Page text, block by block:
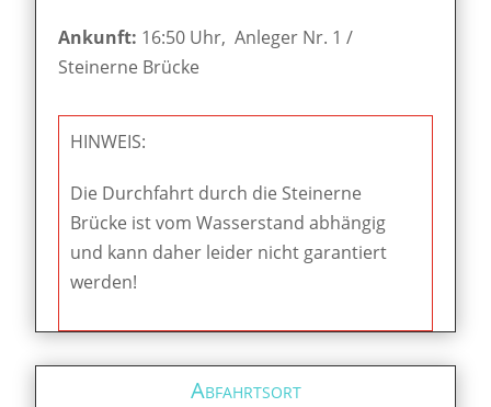
Ankunft: 16:50 Uhr, Anleger Nr. 1 /
Steinerne Brücke
HINWEIS:
Die Durchfahrt durch die Steinerne
Brücke ist vom Wasserstand abhängig
und kann daher leider nicht garantiert
werden!
Abfahrtsort